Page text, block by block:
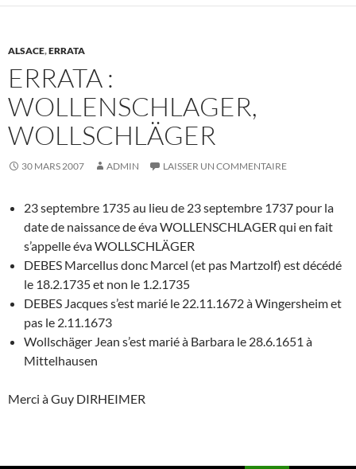
ALSACE,ERRATA
ERRATA :
WOLLENSCHLAGER,
WOLLSCHLÄGER
30 MARS 2007 ADMIN LAISSER UN COMMENTAIRE
23 septembre 1735 au lieu de 23 septembre 1737 pour la
date de naissance de éva WOLLENSCHLAGER qui en fait
s’appelle éva WOLLSCHLÄGER
DEBES Marcellus donc Marcel (et pas Martzolf) est décédé
le 18.2.1735 et non le 1.2.1735
DEBES Jacques s’est marié le 22.11.1672 à Wingersheim et
pas le 2.11.1673
Wollschäger Jean s’est marié à Barbara le 28.6.1651 à
Mittelhausen
Merci à Guy DIRHEIMER